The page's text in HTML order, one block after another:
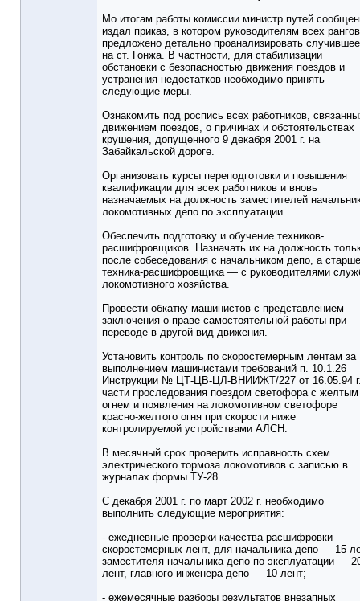
Мо итогам работы комиссии министр путей
издал приказ, в котором руководителям всех рангов
предложено детально проанализировать
на ст. Гонжа. В частности, для стабилизации
обстановки с безопасностью движения поездов и
устранения недостатков необходимо принять
следующие меры.
Ознакомить под роспись всех работников,
движением поездов, о причинах и обстоятельствах
крушения, допущенного 9 декабря 2001 г. на
Забайкальской дороге.
Организовать курсы переподготовки и повышения
квалификации для всех работников и вновь
назначаемых на должность заместителей
локомотивных депо по эксплуатации.
Обеспечить подготовку и обучение техников-
расшифровщиков. Назначать их на должность
после собеседования с начальником депо, а
техника-расшифровщика — с руководителями
локомотивного хозяйства.
Провести обкатку машинистов с представлением
заключения о праве самостоятельной работы при
переводе в другой вид движения.
Установить контроль по скоростемерным лентам за
выполнением машинистами требований п. 10.1.26
Инструкции № ЦТ-ЦВ-ЦЛ-ВНИИЖТ/227 от 16.05.94
части проследования поездом светофора с желтым
огнем и появления на локомотивном светофоре
красно-желтого огня при скорости ниже
контролируемой устройствами АЛСН.
В месячный срок проверить исправность схем
электрического тормоза локомотивов с записью в
журналах формы ТУ-28.
С декабря 2001 г. по март 2002 г. необходимо
выполнить следующие мероприятия:
- ежедневные проверки качества расшифровки
скоростемерных лент, для начальника депо — 15
заместителя начальника депо по эксплуатации —
лент, главного инженера депо — 10 лент;
- ежемесячные разборы результатов внезапных